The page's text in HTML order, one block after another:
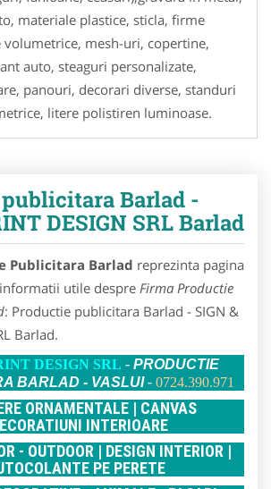
materiale plastice, sticla, firme
mesh-uri, copertine,
auto, steaguri personalizate,
panouri, decorari diverse, standuri
litere polistiren luminoase.
Barlad -
DESIGN SRL Barlad
Publicitara Barlad reprezinta pagina
utile despre Firma Productie
: Productie publicitara Barlad - SIGN &
Barlad.
DESIGN SRL - PRODUCTIE
BARLAD - VASLUI- 0724.390.971
ORNAMENTALE | CANVAS
INTERIOARE
- OUTDOOR | DESIGN INTERIOR |
PE PERETE